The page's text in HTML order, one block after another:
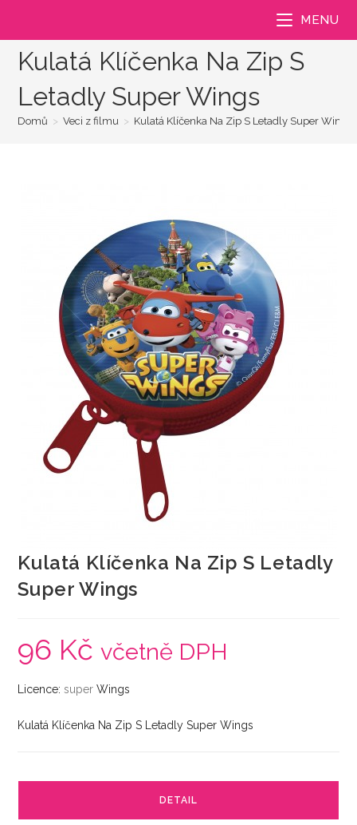
MENU
Kulatá Klíčenka Na Zip S
Letadly Super Wings
Domů > Veci z filmu > Kulatá Klíčenka Na Zip S Letadly Super Wings
Kulatá Klíčenka Na Zip S Letadly
Super Wings
96 Kč včetně DPH
Licence:super Wings
Kulatá Klíčenka Na Zip S Letadly Super Wings
DETAIL